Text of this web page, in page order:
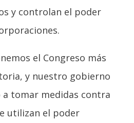
y controlan el poder
el Congreso más
y nuestro gobierno
a tomar medidas contra
utilizan el poder